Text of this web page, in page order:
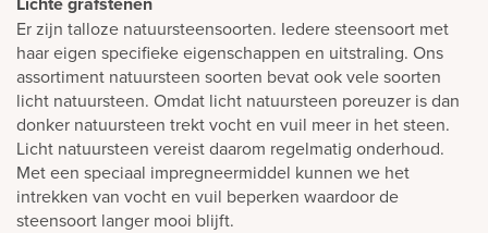
Er zijn talloze natuursteensoorten. Iedere steensoort met
haar eigen specifieke eigenschappen en uitstraling. Ons
assortiment natuursteen soorten bevat ook vele soorten
licht natuursteen. Omdat licht natuursteen poreuzer is dan
donker natuursteen trekt vocht en vuil meer in het steen.
Licht natuursteen vereist daarom regelmatig onderhoud.
Met een speciaal impregneermiddel kunnen we het
intrekken van vocht en vuil beperken waardoor de
steensoort langer mooi blijft.